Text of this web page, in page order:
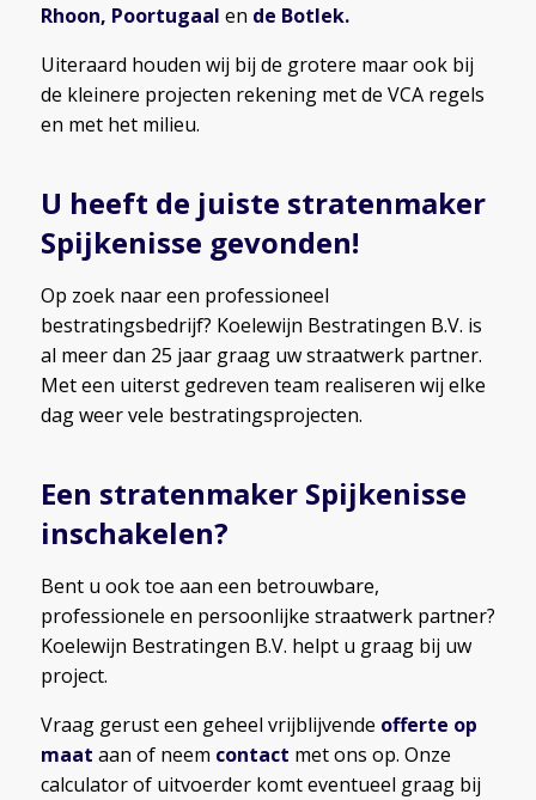
Rhoon, Poortugaal en de Botlek.
Uiteraard houden wij bij de grotere maar ook bij
de kleinere projecten rekening met de VCA regels
en met het milieu.
U heeft de juiste stratenmaker
Spijkenisse gevonden!
Op zoek naar een professioneel
bestratingsbedrijf? Koelewijn Bestratingen B.V. is
al meer dan 25 jaar graag uw straatwerk partner.
Met een uiterst gedreven team realiseren wij elke
dag weer vele bestratingsprojecten.
Een stratenmaker Spijkenisse
inschakelen?
Bent u ook toe aan een betrouwbare,
professionele en persoonlijke straatwerk partner?
Koelewijn Bestratingen B.V. helpt u graag bij uw
project.
Vraag gerust een geheel vrijblijvende offerte op
maat aan of neem contact met ons op. Onze
calculator of uitvoerder komt eventueel graag bij